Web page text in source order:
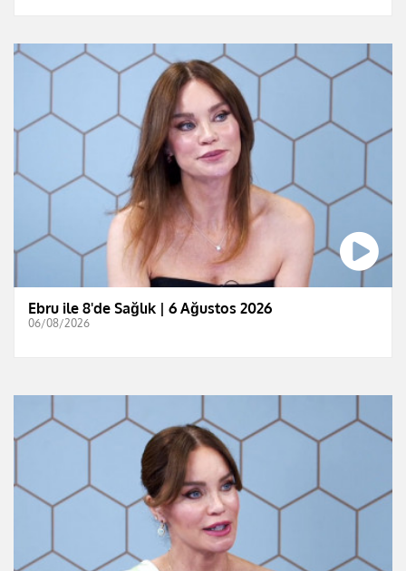
Ebru ile 8'de Sağlık | 6 Ağustos 2026
06/08/2026